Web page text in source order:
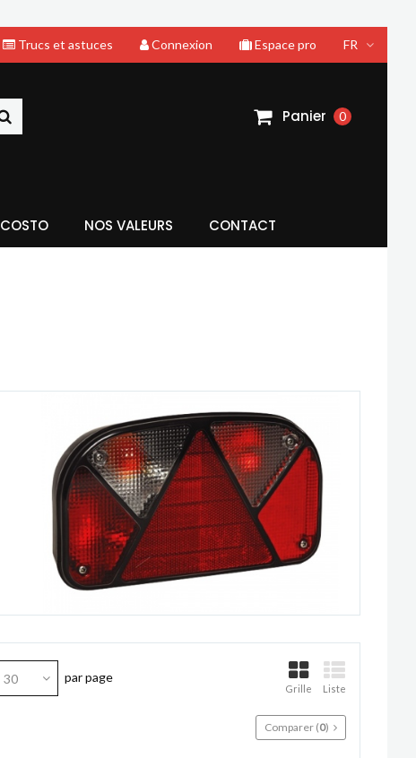
FR
Espace pro
Connexion
Trucs et astuces
Panier 0
COSTO NOS VALEURS CONTACT
Grille Liste
30 par page
Comparer (0)